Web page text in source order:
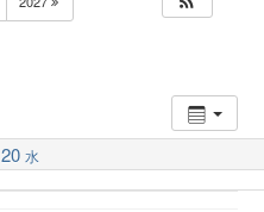
20 水